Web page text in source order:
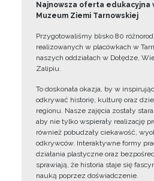
Najnowsza oferta edukacyjna
Muzeum Ziemi Tarnowskiej
Przygotowaliśmy blisko 80
realizowanych w placówkach w
naszych oddziałach w Dołędze,
Zalipiu.
To doskonała okazja, by w
odkrywać historię, kulturę oraz
regionu. Nasze zajęcia zostały
aby nie tylko wspierały realizację
również pobudzały ciekawość,
odkrywców. Interaktywne formy
działania plastyczne oraz
sprawiają, że historia staje się
nauką poprzez doświadczenie.